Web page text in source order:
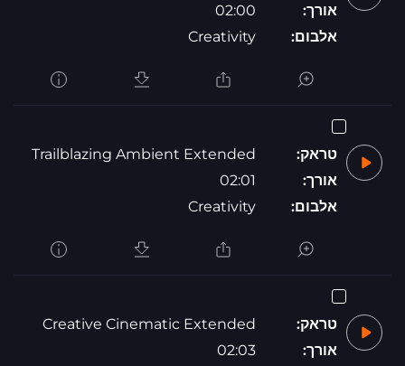
אורך:
02:00
אלבום:
Creativity
טראק:
Trailblazing Ambient Extended
אורך:
02:01
אלבום:
Creativity
טראק:
Creative Cinematic Extended
אורך:
02:03